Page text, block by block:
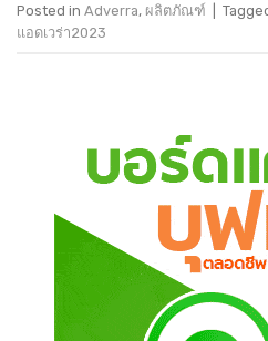
Posted in Adverra, ผลิตภัณฑ์
แอดเวร่า2023